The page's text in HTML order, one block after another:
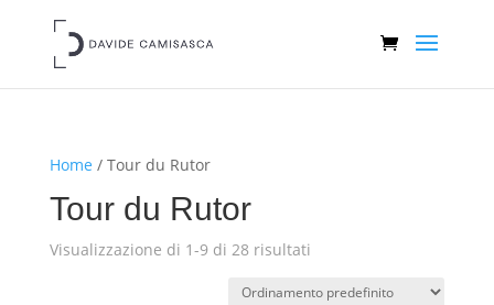
Home / Tour du Rutor
Tour du Rutor
Visualizzazione di 1-9 di 28 risultati